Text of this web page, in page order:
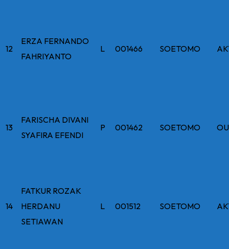
12
ERZA FERNANDO
FAHRIYANTO
L 001466 SOETOMO
13
FARISCHA DIVANI
SYAFIRA EFENDI
P 001462 SOETOMO
14
FATKUR ROZAK
HERDANU
SETIAWAN
L 001512 SOETOMO